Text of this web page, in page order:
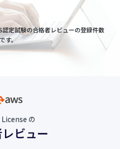
定試験の合格者レビューの登録件数
す。
の
ビュー